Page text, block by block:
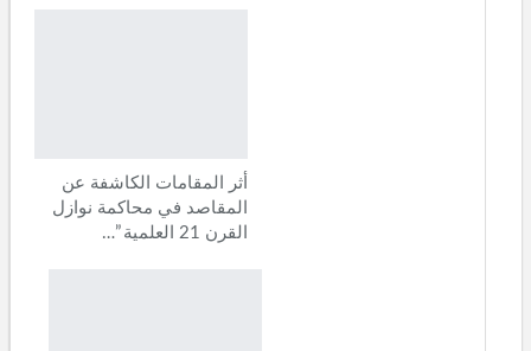
أثر المقامات الكاشفة عن
المقاصد في محاكمة نوازل
القرن 21 العلمية ”…